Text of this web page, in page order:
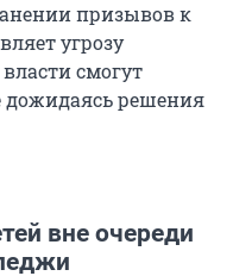
призывов к
угрозу
смогут
дожидаясь решения
вне очереди